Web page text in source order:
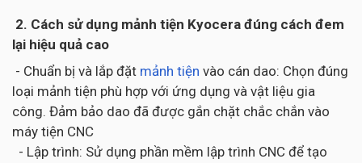
2. Cách sử dụng mảnh tiện Kyocera đúng cách đem
lại hiệu quả cao
- Chuẩn bị và lắp đặt mảnh tiện vào cán dao: Chọn đúng
loại mảnh tiện phù hợp với ứng dụng và vật liệu gia
công. Đảm bảo dao đã được gắn chặt chắc chắn vào
máy tiện CNC
- Lập trình: Sử dụng phần mềm lập trình CNC để tạo